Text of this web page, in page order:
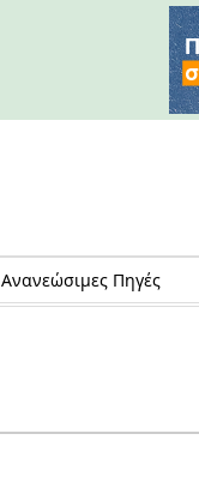
Ανανεώσιμες Πηγές